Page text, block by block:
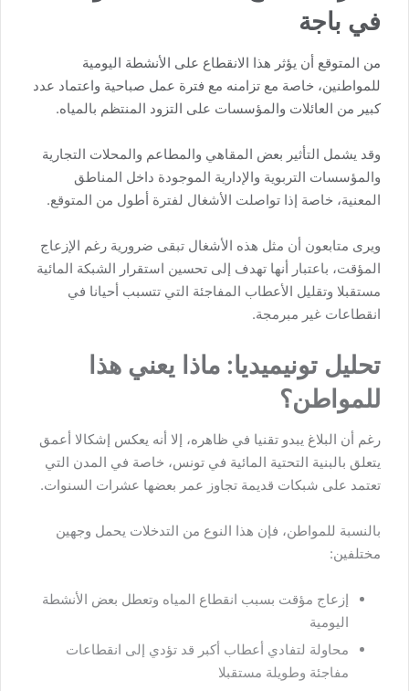
في باجة
من المتوقع أن يؤثر هذا الانقطاع على الأنشطة اليومية
للمواطنين، خاصة مع تزامنه مع فترة عمل صباحية واعتماد عدد
كبير من العائلات والمؤسسات على التزود المنتظم بالمياه.
وقد يشمل التأثير بعض المقاهي والمطاعم والمحلات التجارية
والمؤسسات التربوية والإدارية الموجودة داخل المناطق
المعنية، خاصة إذا تواصلت الأشغال لفترة أطول من المتوقع.
ويرى متابعون أن مثل هذه الأشغال تبقى ضرورية رغم الإزعاج
المؤقت، باعتبار أنها تهدف إلى تحسين استقرار الشبكة المائية
مستقبلا وتقليل الأعطاب المفاجئة التي تتسبب أحيانا في
انقطاعات غير مبرمجة.
تحليل تونيميديا: ماذا يعني هذا
للمواطن؟
رغم أن البلاغ يبدو تقنيا في ظاهره، إلا أنه يعكس إشكالا أعمق
يتعلق بالبنية التحتية المائية في تونس، خاصة في المدن التي
تعتمد على شبكات قديمة تجاوز عمر بعضها عشرات السنوات.
بالنسبة للمواطن، فإن هذا النوع من التدخلات يحمل وجهين
مختلفين:
إزعاج مؤقت بسبب انقطاع المياه وتعطل بعض الأنشطة
اليومية
محاولة لتفادي أعطاب أكبر قد تؤدي إلى انقطاعات
مفاجئة وطويلة مستقبلا